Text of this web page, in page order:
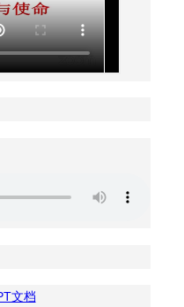
文档